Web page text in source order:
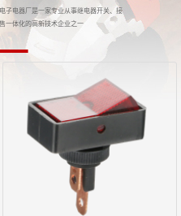
子电器厂是一家专业从事继电器开关、接
一体化的高新技术企业之一